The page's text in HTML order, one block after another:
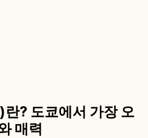
? 도쿄에서 가장 오
매력